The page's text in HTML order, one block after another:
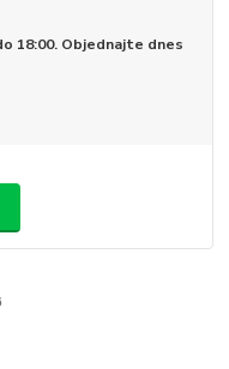
18:00. Objednajte dnes